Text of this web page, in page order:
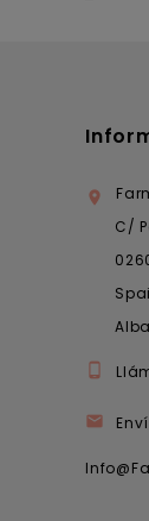

C/

